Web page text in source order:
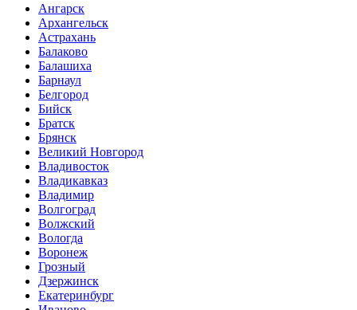
Ангарск
Архангельск
Астрахань
Балаково
Балашиха
Барнаул
Белгород
Бийск
Братск
Брянск
Великий Новгород
Владивосток
Владикавказ
Владимир
Волгоград
Волжский
Вологда
Воронеж
Грозный
Дзержинск
Екатеринбург